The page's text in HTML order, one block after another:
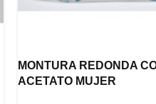
MONTURA REDONDA
ACETATO MUJER